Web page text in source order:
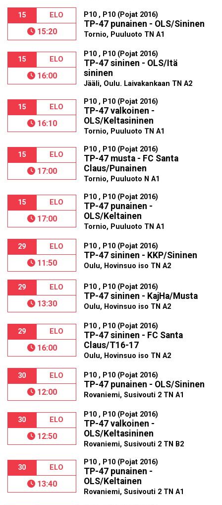
15 ELO
15:20
P10 , P10 (Pojat 2016)
TP-47 punainen - OLS/Sininen
Tornio, Puuluoto TN A1
15 ELO
16:00
P10 , P10 (Pojat 2016)
TP-47 sininen - OLS/Itä
sininen
Jääli, Oulu. Laivakankaan TN A2
15 ELO
16:10
P10 , P10 (Pojat 2016)
TP-47 valkoinen -
OLS/Keltasininen
Tornio, Puuluoto TN A1
15 ELO
17:00
P10 , P10 (Pojat 2016)
TP-47 musta - FC Santa
Claus/Punainen
Tornio, Puuluoto N A1
15 ELO
17:00
P10 , P10 (Pojat 2016)
TP-47 punainen -
OLS/Keltainen
Tornio, Puuluoto TN A1
29 ELO
11:50
P10 , P10 (Pojat 2016)
TP-47 sininen - KKP/Sininen
Oulu, Hovinsuo iso TN A2
29 ELO
13:30
P10 , P10 (Pojat 2016)
TP-47 sininen - KajHa/Musta
Oulu, Hovinsuo iso TN A2
29 ELO
16:00
P10 , P10 (Pojat 2016)
TP-47 sininen - FC Santa
Claus/T16-17
Oulu, Hovinsuo iso TN A2
30 ELO
12:00
P10 , P10 (Pojat 2016)
TP-47 punainen - OLS/Sininen
Rovaniemi, Susivouti 2 TN A1
30 ELO
12:50
P10 , P10 (Pojat 2016)
TP-47 valkoinen -
OLS/Keltasininen
Rovaniemi, Susivouti 2 TN B2
30 ELO
13:40
P10 , P10 (Pojat 2016)
TP-47 punainen -
OLS/Keltainen
Rovaniemi, Susivouti 2 TN A1